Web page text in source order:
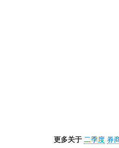
更多关于 二季度 券